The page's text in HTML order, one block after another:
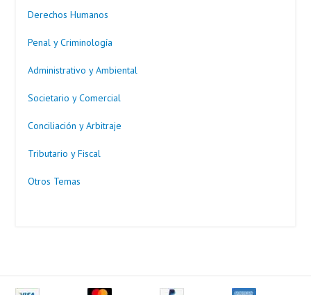
Derechos Humanos
Penal y Criminología
Administrativo y Ambiental
Societario y Comercial
Conciliación y Arbitraje
Tributario y Fiscal
Otros Temas